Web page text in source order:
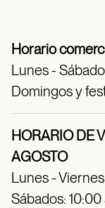
Horario
Lunes -
Domingos y
HORARIO DE
AGOSTO
Lunes -
Sábados: 10:00